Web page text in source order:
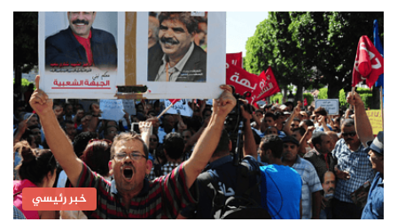
خبر رئيسي